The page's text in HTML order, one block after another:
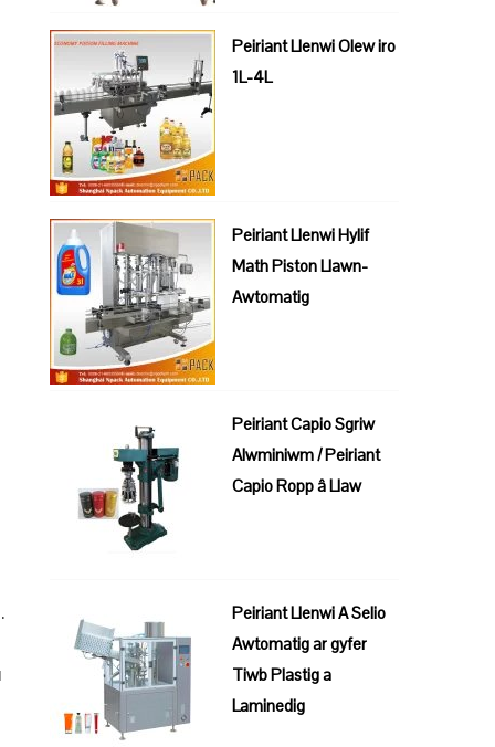
Peiriant Llenwi Olew iro
1L-4L
Peiriant Llenwi Hylif
Math Piston Llawn-
Awtomatig
Peiriant Capio Sgriw
Alwminiwm / Peiriant
Capio Ropp â Llaw
Peiriant Llenwi A Selio
Awtomatig ar gyfer
Tiwb Plastig a
Laminedig